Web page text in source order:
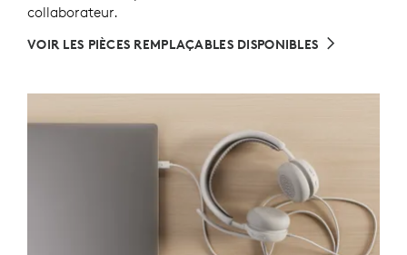
collaborateur.
VOIR LES PIÈCES REMPLAÇABLES DISPONIBLES